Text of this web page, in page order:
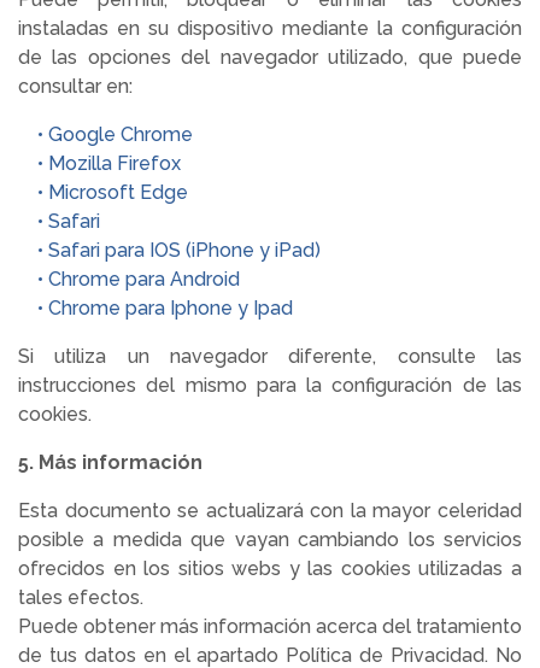
instaladas en su dispositivo mediante la configuración
de las opciones del navegador utilizado, que puede
consultar en:
• Google Chrome
• Mozilla Firefox
• Microsoft Edge
• Safari
• Safari para IOS (iPhone y iPad)
• Chrome para Android
• Chrome para Iphone y Ipad
Si utiliza un navegador diferente, consulte las
instrucciones del mismo para la configuración de las
cookies.
5. Más información
Esta documento se actualizará con la mayor celeridad
posible a medida que vayan cambiando los servicios
ofrecidos en los sitios webs y las cookies utilizadas a
tales efectos.
Puede obtener más información acerca del tratamiento
de tus datos en el apartado Política de Privacidad. No